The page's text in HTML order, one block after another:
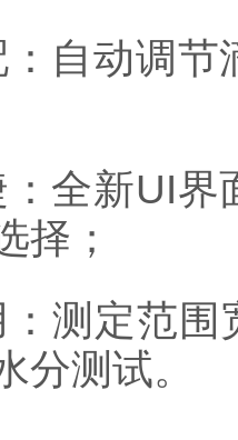
自动调
全新UI
择；
测定范
分测试。